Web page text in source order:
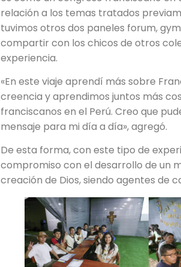
relación a los temas tratados
tuvimos otros dos paneles forum,
compartir con los chicos de otros
experiencia.
«En este viaje aprendí más sobre
creencia y aprendimos juntos más
franciscanos en el Perú. Creo que
mensaje para mi día a día», agregó.
De esta forma, con este tipo de
compromiso con el desarrollo de un
creación de Dios, siendo agentes de